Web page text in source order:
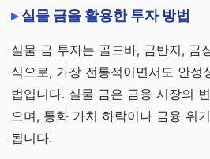
실물 금을 활용한 투자 방법
실물 금 투자는 골드바, 금반지, 금
식으로, 가장 전통적이면서도 안정
법입니다. 실물 금은 금융 시장의
으며, 통화 가치 하락이나 금융 위
됩니다.